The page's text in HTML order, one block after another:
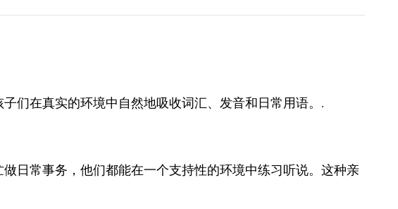
们在真实的环境中自然地吸收词汇、发音和日常用语。.
日常事务，他们都能在一个支持性的环境中练习听说。这种亲